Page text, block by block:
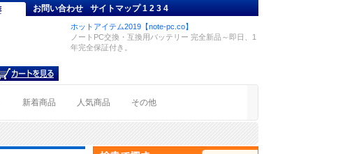
お問い合わせ サイトマップ 1234
ホットアイテム2019【note-pc.co】
ノートPC交換・互換用バッテリー 完全新品～即日、1
年完全保証付き。
新着商品 人気商品 その他